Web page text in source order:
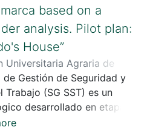
agregar valor a la
de frutas, y en este caso
la
de una planta
de frutas en Colombia
viable y
based on a
analysis. Pilot plan:
House”
Universitaria Agraria de
2023)Tamayo Aldana,
Pacheco, Juan Felipe
de Gestión de Seguridad y
Trabajo (SG SST) es un
desarrollado en etapas
en las empresas con